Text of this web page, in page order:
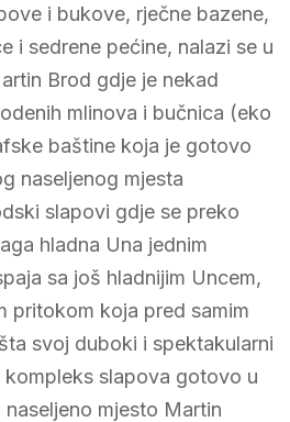
i bukove, rječne bazene,
i sedrene pećine, nalazi se u
Brod gdje je nekad
mlinova i bučnica (eko
baštine koja je gotovo
naseljenog mjesta
slapovi gdje se preko
hladna Una jednim
sa još hladnijim Uncem,
pritokom koja pred samim
svoj duboki i spektakularni
slapova gotovo u
mjesto Martin